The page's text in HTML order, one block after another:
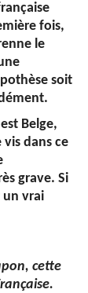
fois,
le
soit
Belge,
vis dans ce
grave. Si
un vrai
cette